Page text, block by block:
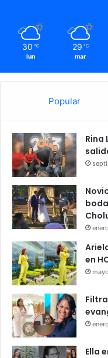
30 ℃
lun
29 ℃
mar
Popular
Rina
en
Ella